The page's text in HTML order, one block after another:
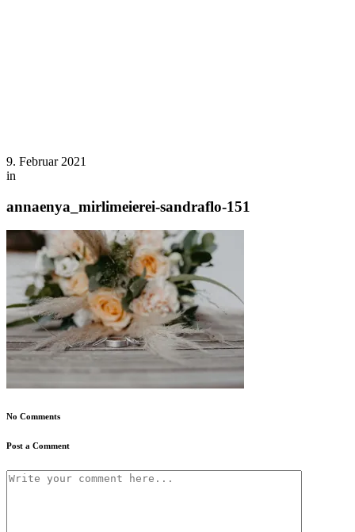
9. Februar 2021
in
annaenya_mirlimeierei-sandraflo-151
No Comments
Post a Comment